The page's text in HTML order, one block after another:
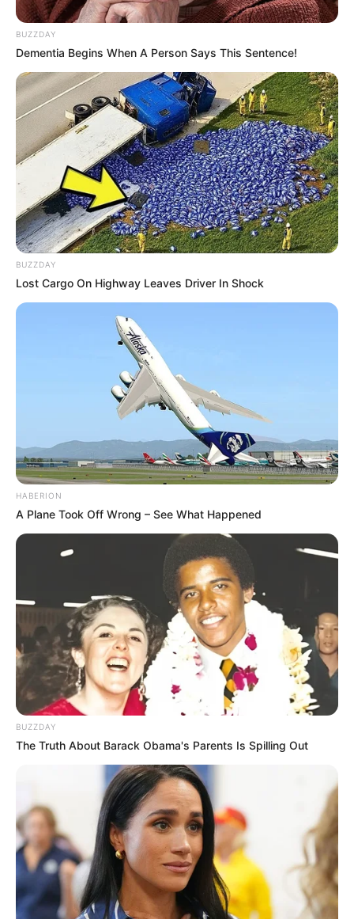
twindragonflydesigns
6. Depois de fazer isso, passe a costura definitiva
por toda a volta, deixe livre uma pequena
abertura em um dos lados. Cerca de 8 ou 10 cm é
suficiente.
7. Costura feita, vire a capa para o lado direito.
Em seguida, coloque o enchimento de sua
preferência até que o puff fique firme.
BUZZDAY
Dementia Begins When A Person Says This Sentence!
BUZZDAY
Lost Cargo On Highway Leaves Driver In Shock
HABERION
A Plane Took Off Wrong – See What Happened
BUZZDAY
The Truth About Barack Obama's Parents Is Spilling Out